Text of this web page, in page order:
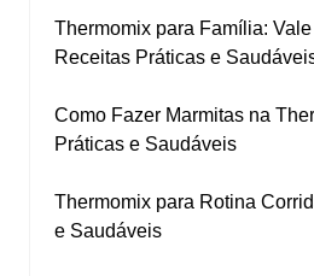
Thermomix para Família:
Receitas Práticas e
Como Fazer Marmitas na
Práticas e Saudáveis
Thermomix para Rotina
e Saudáveis